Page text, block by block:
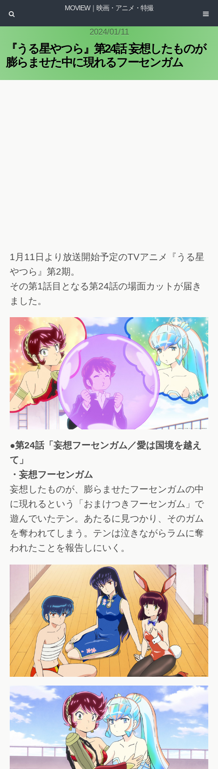
MOVIEW｜映画・アニメ・特撮
2024/01/11
『うる星やつら』第24話 妄想したものが
膨らませた中に現れるフーセンガム
1月11日より放送開始予定のTVアニメ『うる星
やつら』第2期。
その第1話目となる第24話の場面カットが届き
ました。
●第24話「妄想フーセンガム／愛は国境を越え
て」
・妄想フーセンガム
妄想したものが、膨らませたフーセンガムの中
に現れるという「おまけつきフーセンガム」で
遊んでいたテン。あたるに見つかり、そのガム
を奪われてしまう。テンは泣きながらラムに奪
われたことを報告しにいく。